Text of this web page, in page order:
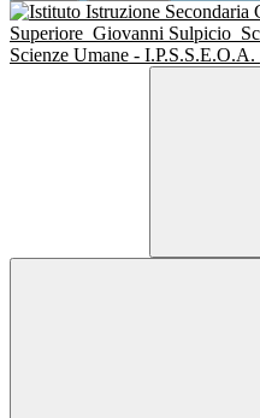
Superiore Giovanni Sulpicio
Scienze Umane - I.P.S.S.E.O.A.